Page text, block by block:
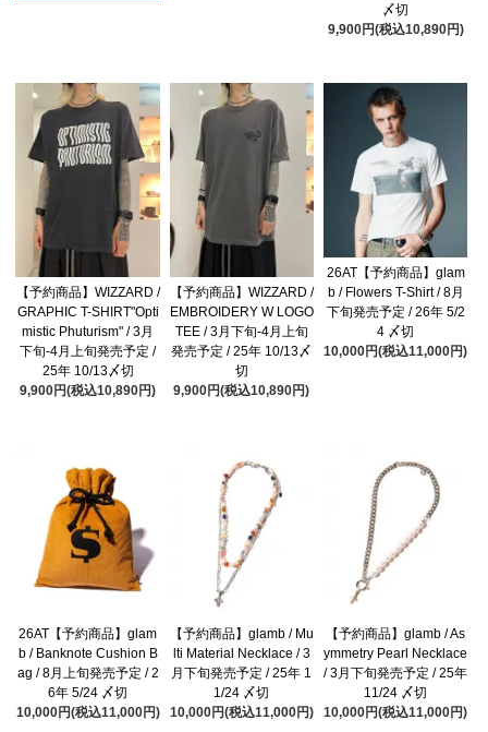
〆切
9,900円(税込10,890円)
【予約商品】WIZZARD /
GRAPHIC T-SHIRT"Opti
mistic Phuturism" / 3月
下旬-4月上旬発売予定 /
25年 10/13〆切
9,900円(税込10,890円)
【予約商品】WIZZARD /
EMBROIDERY W LOGO
TEE / 3月下旬-4月上旬
発売予定 / 25年 10/13〆
切
9,900円(税込10,890円)
26AT【予約商品】glam
b / Flowers T-Shirt / 8月
下旬発売予定 / 26年 5/2
4 〆切
10,000円(税込11,000円)
26AT【予約商品】glam
b / Banknote Cushion B
ag / 8月上旬発売予定 / 2
6年 5/24 〆切
10,000円(税込11,000円)
【予約商品】glamb / Mu
lti Material Necklace / 3
月下旬発売予定 / 25年 1
1/24 〆切
10,000円(税込11,000円)
【予約商品】glamb / As
ymmetry Pearl Necklace
/ 3月下旬発売予定 / 25年
11/24 〆切
10,000円(税込11,000円)